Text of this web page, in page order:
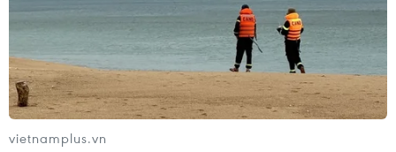
vietnamplus.vn